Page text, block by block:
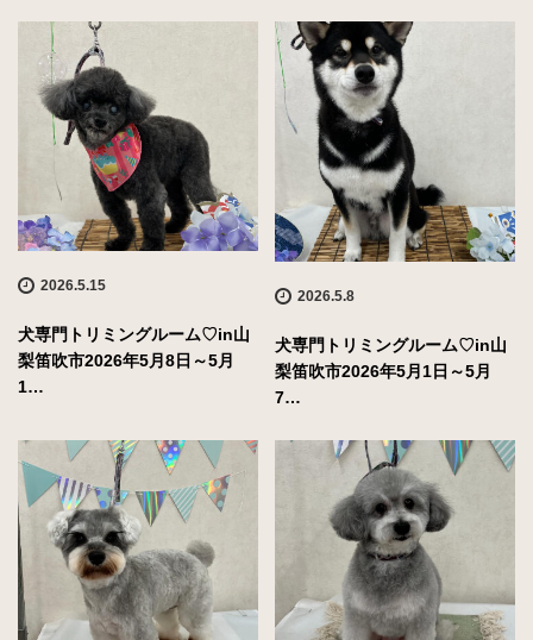
2026.5.15
犬専門トリミングルーム♡in山
梨笛吹市2026年5月8日～5月
1…
2026.5.8
犬専門トリミングルーム♡in山
梨笛吹市2026年5月1日～5月
7…